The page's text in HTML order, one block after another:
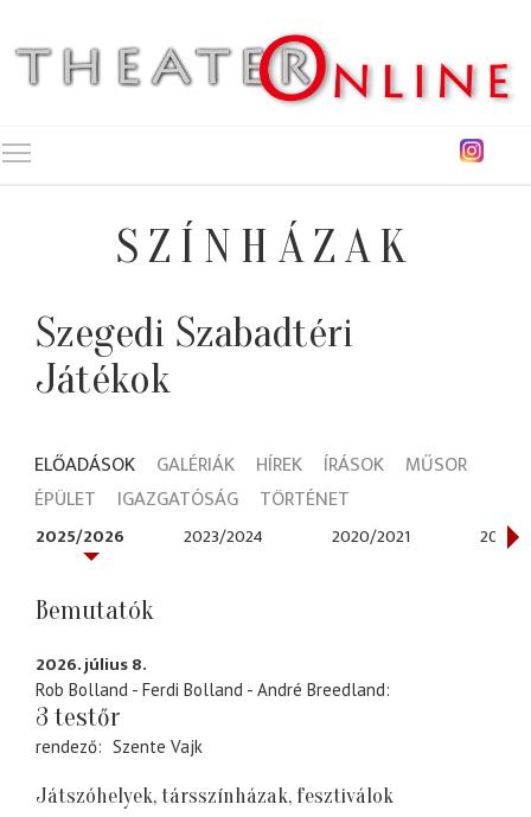
SZÍNHÁZAK
Szegedi Szabadtéri
Játékok
ELŐADÁSOK GALÉRIÁK HÍREK ÍRÁSOK
MŰSOR
ÉPÜLET
IGAZGATÓSÁG TÖRTÉNET
2025/2026 2023/2024 2020/2021 2019/
Bemutatók
2026. július 8.
Rob Bolland - Ferdi Bolland - André Breedland
3 testőr
rendező Szente Vajk
Játszóhelyek, társszínházak, fesztiválok